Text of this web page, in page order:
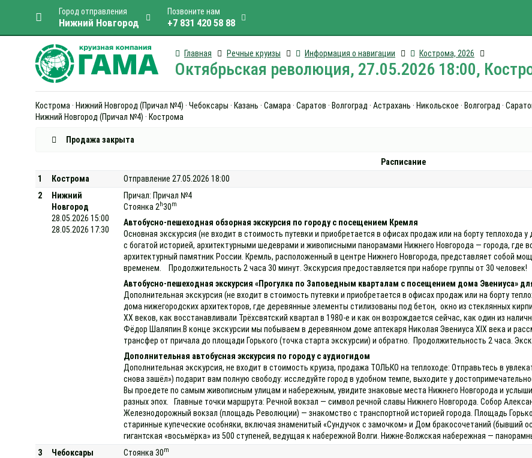
Город отправления
Нижний Новгород
Позвоните нам
+7 831 420 58 88
Главная Речные круизы Информация о навигации Кострома, 2026
Октябрьская революция, 27.05.2026 18:00,
Кострома · Нижний Новгород (Причал №4) · Чебоксары · Казань · Самара · Саратов · Волгоград · Астрахань · Никольское · Волгоград ·
Нижний Новгород (Причал №4) · Кострома
Продажа закрыта
Расписание
1
Кострома
Отправление 27.05.2026 18:00
2
Нижний
Новгород
28.05.2026 15:00
28.05.2026 17:30
Причал: Причал №4
Стоянка 2 h30m
Автобусно-пешеходная обзорная экскурсия по городу с посещением Кремля
Основная экскурсия (не входит в стоимость путевки и приобретается в офисах продаж или на борту
с богатой историей, архитектурными шедеврами и живописными панорамами Нижнего Новгорода — города,
архитектурный памятник России. Кремль, расположенный в центре Нижнего Новгорода, представляет собой
временем. Продолжительность 2 часа 30 минут. Экскурсия предоставляется при наборе группы от 30 человек!
Автобусно-пешеходная экскурсия «Прогулка по Заповедным кварталам с посещением дома Эвениуса»
Дополнительная экскурсия (не входит в стоимость путевки и приобретается в офисах продаж или на борту
дома нижегородских архитекторов, где деревянные элементы стилизованы под бетон, окно из стеклянных
XX веков, как восстанавливали Трёхсвятский квартал в 1980-е и как он возрождается сейчас, как один из
Фёдор Шаляпин.В конце экскурсии мы побываем в деревянном доме аптекаря Николая Эвениуса XIX века и
трансфер от причала до площади Горького (точка старта экскурсии) и обратно. Продолжительность 2 часа.
Дополнительная автобусная экскурсия по городу с аудиогидом
Дополнительная экскурсия, не входит в стоимость круиза, продажа ТОЛЬКО на теплоходе: Отправьтесь в
снова зашёл») подарит вам полную свободу: исследуйте город в удобном темпе, выходите у
Вы проедете по самым живописным улицам и набережным, увидите знаковые места Нижнего Новгорода и
разных эпох. Главные точки маршрута: Речной вокзал — символ речной славы Нижнего Новгорода. Собор
Железнодорожный вокзал (площадь Революции) — знакомство с транспортной историей города. Площадь
старинные купеческие особняки, включая знаменитый «Сундучок с замочком» и Дом бракосочетаний
гигантская «восьмёрка» из 500 ступеней, ведущая к набережной Волги. Нижне‑Волжская набережная —
3
Чебоксары
Стоянка 30m